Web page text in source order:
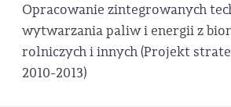
Opracowanie zintegrowanych
wytwarzania paliw i energii z
rolniczych i innych (Projekt
2010-2013)